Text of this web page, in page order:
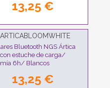
13,25 €
Bluetooth NGS Ártica
estuche de carga/
6h/ Blancos
13,25 €